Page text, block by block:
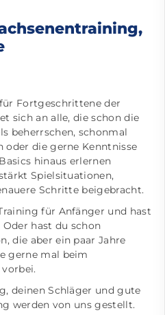
Fortgeschrittene der
sich an alle, die schon die
beherrschen, schonmal
oder die gerne Kenntnisse
hinaus erlernen
Spielsituationen,
Schritte beigebracht.
für Anfänger und hast
hast du schon
die aber ein paar Jahre
gerne mal beim
deinen Schläger und gute
werden von uns gestellt.